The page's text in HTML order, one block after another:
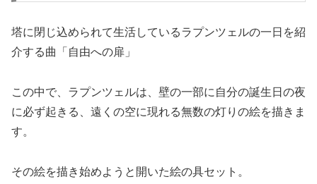
塔に閉じ込められて生活しているラプンツェルの一日を紹
介する曲「自由への扉」
この中で、ラプンツェルは、壁の一部に自分の誕生日の夜
に必ず起きる、遠くの空に現れる無数の灯りの絵を描きま
す。
その絵を描き始めようと開いた絵の具セット。